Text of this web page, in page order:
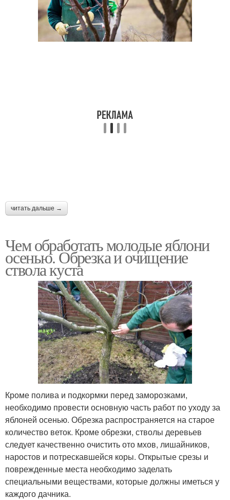
читать дальше →
Чем обработать молодые яблони
осенью. Обрезка и очищение
ствола куста
Кроме полива и подкормки перед заморозками,
необходимо провести основную часть работ по уходу за
яблоней осенью. Обрезка распространяется на старое
количество веток. Кроме обрезки, стволы деревьев
следует качественно очистить ото мхов, лишайников,
наростов и потрескавшейся коры. Открытые срезы и
поврежденные места необходимо заделать
специальными веществами, которые должны иметься у
каждого дачника.